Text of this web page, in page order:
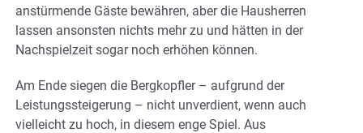
anstürmende Gäste bewähren, aber die Hausherren
lassen ansonsten nichts mehr zu und hätten in der
Nachspielzeit sogar noch erhöhen können.
Am Ende siegen die Bergkopfler – aufgrund der
Leistungssteigerung – nicht unverdient, wenn auch
vielleicht zu hoch, in diesem enge Spiel. Aus